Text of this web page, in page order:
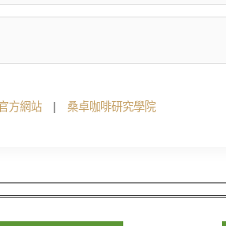
方網站 | 桑卓咖啡研究學院